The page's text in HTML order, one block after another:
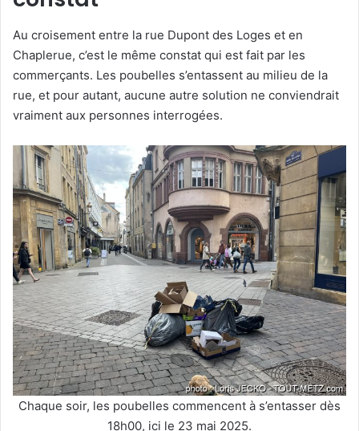
Au croisement entre la rue Dupont des Loges et en
Chaplerue, c’est le même constat qui est fait par les
commerçants. Les poubelles s’entassent au milieu de la
rue, et pour autant, aucune autre solution ne conviendrait
vraiment aux personnes interrogées.
Chaque soir, les poubelles commencent à s’entasser dès
18h00, ici le 23 mai 2025.